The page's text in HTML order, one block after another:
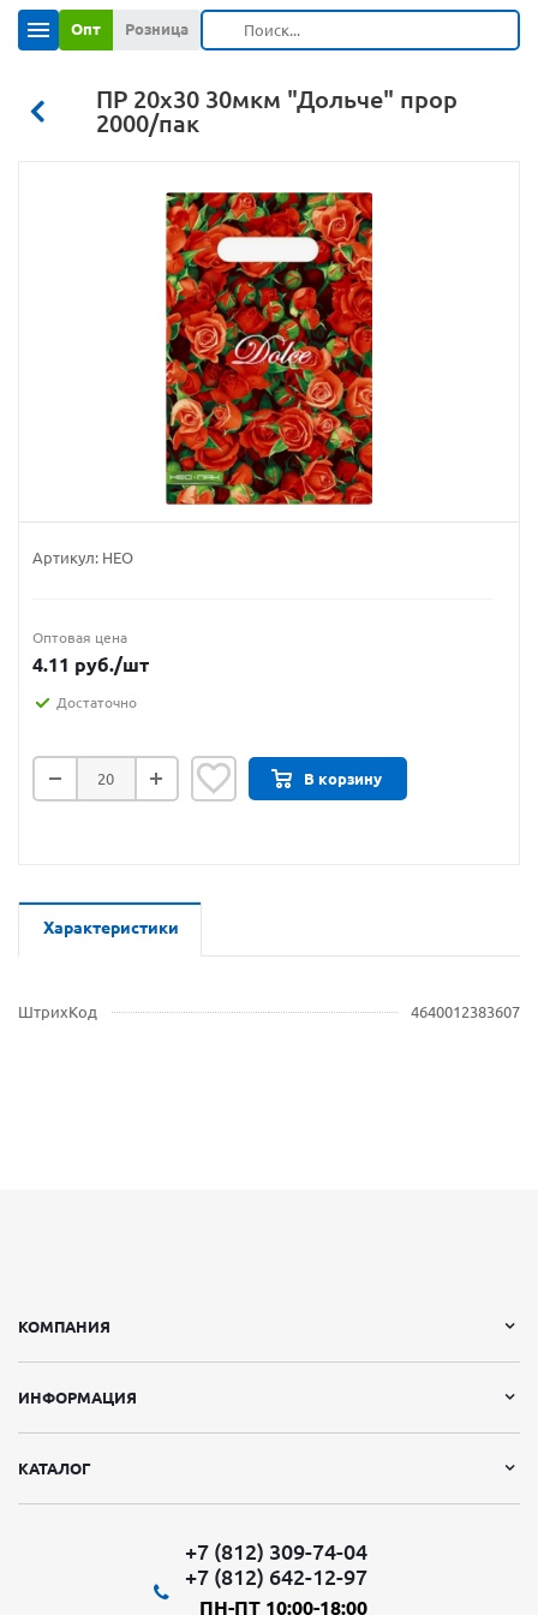
Опт Розница
ПР 20х30 30мкм "Дольче" прор
2000/пак
Артикул: НЕО
Оптовая цена
4.11 руб./шт
Достаточно
В корзину
Характеристики
ШтрихКод 4640012383607
КОМПАНИЯ
ИНФОРМАЦИЯ
КАТАЛОГ
+7 (812) 309-74-04
+7 (812) 642-12-97
ПН-ПТ 10:00-18:00